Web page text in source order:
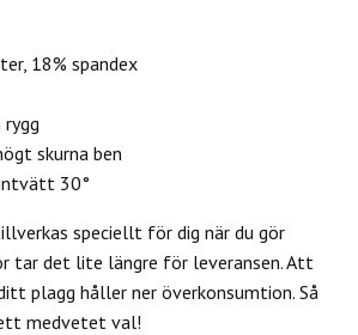
18% spandex
skurna ben
30°
speciellt för dig när du gör
tar det lite längre för leveransen. Att
plagg håller ner överkonsumtion. Så
medvetet val!